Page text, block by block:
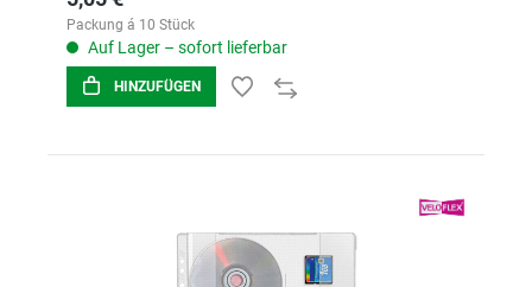
Packung á 10 Stück
Auf Lager – sofort lieferbar
HINZUFÜGEN